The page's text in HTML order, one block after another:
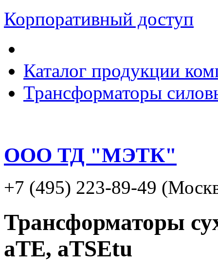
Корпоративный доступ
Каталог продукции
Трансформаторы
ООО ТД "МЭТК"
+7 (495) 223-89-49
Трансформаторы
aTE, aTSEtu